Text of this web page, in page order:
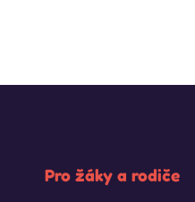
Pro žáky a rodiče